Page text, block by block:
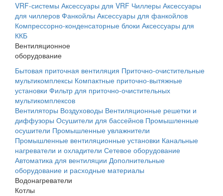
VRF-системы Аксессуары для VRF Чиллеры Аксессуары
для чиллеров Фанкойлы Аксессуары для фанкойлов
Компрессорно-конденсаторные блоки Аксессуары для
ККБ
Вентиляционное
оборудование
Бытовая приточная вентиляция Приточно-очистительные
мультикомплексы Компактные приточно-вытяжные
установки Фильтр для приточно-очистительных
мультикомплексов
Вентиляторы Воздуховоды Вентиляционные решетки и
диффузоры Осушители для бассейнов Промышленные
осушители Промышленные увлажнители
Промышленные вентиляционные установки Канальные
нагреватели и охладители Сетевое оборудование
Автоматика для вентиляции Дополнительные
оборудование и расходные материалы
Водонагреватели
Котлы